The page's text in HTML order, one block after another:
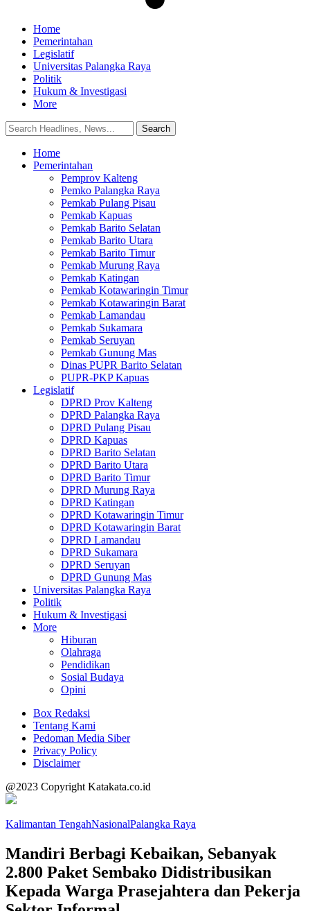
Home
Pemerintahan
Legislatif
Universitas Palangka Raya
Politik
Hukum & Investigasi
More
Home
Pemerintahan
Pemprov Kalteng
Pemko Palangka Raya
Pemkab Pulang Pisau
Pemkab Kapuas
Pemkab Barito Selatan
Pemkab Barito Utara
Pemkab Barito Timur
Pemkab Murung Raya
Pemkab Katingan
Pemkab Kotawaringin Timur
Pemkab Kotawaringin Barat
Pemkab Lamandau
Pemkab Sukamara
Pemkab Seruyan
Pemkab Gunung Mas
Dinas PUPR Barito Selatan
PUPR-PKP Kapuas
Legislatif
DPRD Prov Kalteng
DPRD Palangka Raya
DPRD Pulang Pisau
DPRD Kapuas
DPRD Barito Selatan
DPRD Barito Utara
DPRD Barito Timur
DPRD Murung Raya
DPRD Katingan
DPRD Kotawaringin Timur
DPRD Kotawaringin Barat
DPRD Lamandau
DPRD Sukamara
DPRD Seruyan
DPRD Gunung Mas
Universitas Palangka Raya
Politik
Hukum & Investigasi
More
Hiburan
Olahraga
Pendidikan
Sosial Budaya
Opini
Box Redaksi
Tentang Kami
Pedoman Media Siber
Privacy Policy
Disclaimer
@2023 Copyright Katakata.co.id
Kalimantan TengahNasionalPalangka Raya
Mandiri Berbagi Kebaikan, Sebanyak
2.800 Paket Sembako Didistribusikan
Kepada Warga Prasejahtera dan Pekerja